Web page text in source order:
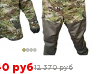
руб12 370 руб